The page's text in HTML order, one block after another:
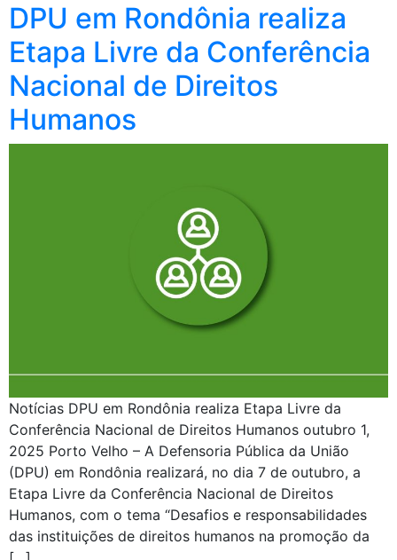
DPU em Rondônia realiza
Etapa Livre da Conferência
Nacional de Direitos
Humanos
Notícias DPU em Rondônia realiza Etapa Livre da
Conferência Nacional de Direitos Humanos outubro 1,
2025 Porto Velho – A Defensoria Pública da União
(DPU) em Rondônia realizará, no dia 7 de outubro, a
Etapa Livre da Conferência Nacional de Direitos
Humanos, com o tema “Desafios e responsabilidades
das instituições de direitos humanos na promoção da